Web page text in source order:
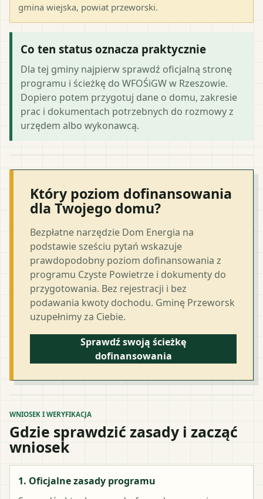
gmina wiejska, powiat przeworski.
Co ten status oznacza praktycznie
Dla tej gminy najpierw sprawdź oficjalną stronę
programu i ścieżkę do WFOŚiGW w Rzeszowie.
Dopiero potem przygotuj dane o domu, zakresie
prac i dokumentach potrzebnych do rozmowy z
urzędem albo wykonawcą.
Który poziom dofinansowania
dla Twojego domu?
Bezpłatne narzędzie Dom Energia na
podstawie sześciu pytań wskazuje
prawdopodobny poziom dofinansowania z
programu Czyste Powietrze i dokumenty do
przygotowania. Bez rejestracji i bez
podawania kwoty dochodu. Gminę Przeworsk
uzupełnimy za Ciebie.
Sprawdź swoją ścieżkę
dofinansowania
WNIOSEK I WERYFIKACJA
Gdzie sprawdzić zasady i zacząć
wniosek
1. Oficjalne zasady programu